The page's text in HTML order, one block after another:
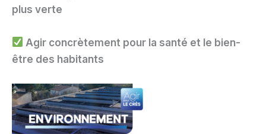
plus verte
Agir concrètement pour la santé et le bien-
être des habitants